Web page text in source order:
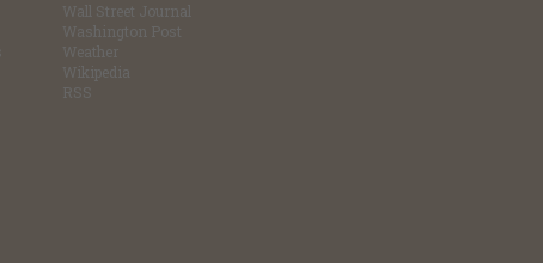
Wall Street Journal
Washington Post
Weather
Wikipedia
RSS